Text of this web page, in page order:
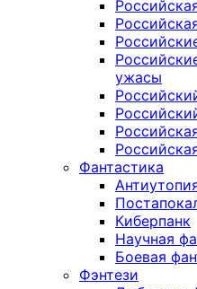
ужасы
Фантастика
Киберпанк
Научная
Боевая
Фэнтези